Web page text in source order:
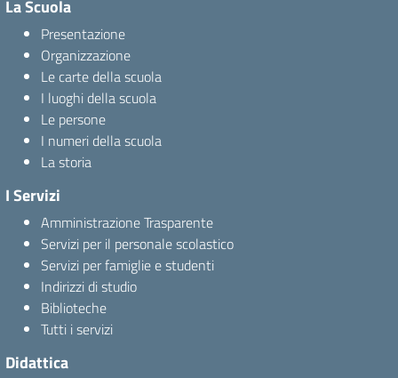
La Scuola
Presentazione
Organizzazione
Le carte della scuola
I luoghi della scuola
Le persone
I numeri della scuola
La storia
I Servizi
Amministrazione Trasparente
Servizi per il personale scolastico
Servizi per famiglie e studenti
Indirizzi di studio
Biblioteche
Tutti i servizi
Didattica